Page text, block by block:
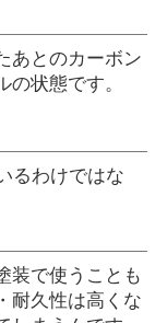
あとのカーボン
状態です。
るわけではな
装で使うことも
耐久性は高くな